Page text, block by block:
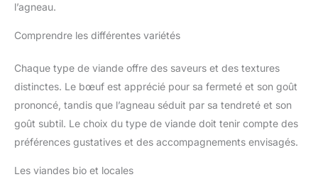
l’agneau.
Comprendre les différentes variétés
Chaque type de viande offre des saveurs et des textures
distinctes. Le bœuf est apprécié pour sa fermeté et son goût
prononcé, tandis que l’agneau séduit par sa tendreté et son
goût subtil. Le choix du type de viande doit tenir compte des
préférences gustatives et des accompagnements envisagés.
Les viandes bio et locales